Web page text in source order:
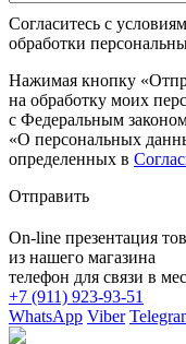
Согласитесь с
обработки
Нажимая кнопку
на обработку моих
с Федеральным
«О персональных
определенных в
Отправить
On-line презентация
из нашего магазина
телефон для связи в
+7 (911) 923-93-51
WhatsApp Viber